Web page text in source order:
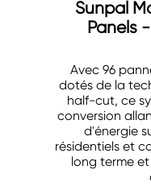
Sunpal
Panels
Avec 96
dotés de la
half-cut, ce
conversion
d'énergie
résidentiels et
long terme